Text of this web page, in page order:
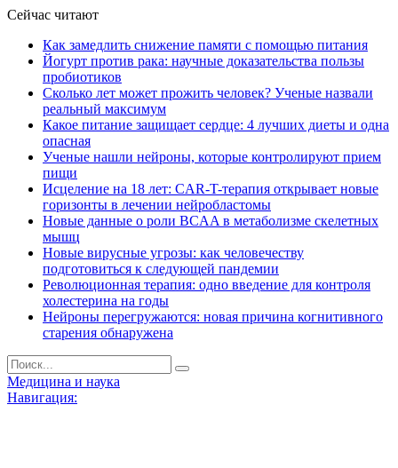
Сейчас читают
Как замедлить снижение памяти с помощью питания
Йогурт против рака: научные доказательства пользы
пробиотиков
Сколько лет может прожить человек? Ученые назвали
реальный максимум
Какое питание защищает сердце: 4 лучших диеты и одна
опасная
Ученые нашли нейроны, которые контролируют прием
пищи
Исцеление на 18 лет: CAR-T-терапия открывает новые
горизонты в лечении нейробластомы
Новые данные о роли BCAA в метаболизме скелетных
мышц
Новые вирусные угрозы: как человечеству
подготовиться к следующей пандемии
Революционная терапия: одно введение для контроля
холестерина на годы
Нейроны перегружаются: новая причина когнитивного
старения обнаружена
Медицина и наука
Навигация: